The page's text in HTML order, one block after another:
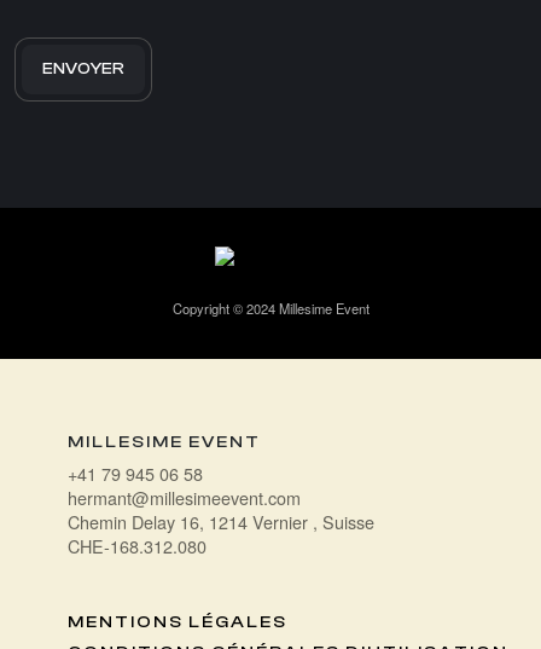
Copyright © 2024 Millesime Event
MILLESIME EVENT
+41 79 945 06 58
hermant@millesimeevent.com
Chemin Delay 16, 1214 Vernier , Suisse
CHE-168.312.080
MENTIONS LÉGALES